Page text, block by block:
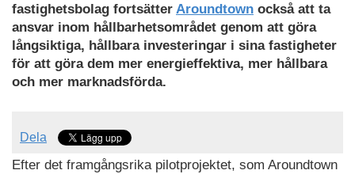
fastighetsbolag fortsätter Aroundtown också att ta
ansvar inom hållbarhetsområdet genom att göra
långsiktiga, hållbara investeringar i sina fastigheter
för att göra dem mer energieffektiva, mer hållbara
och mer marknadsförda.
Dela
Efter det framgångsrika pilotprojektet, som Aroundtown